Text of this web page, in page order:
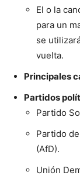
El o la
para un
se
vuelta.
Principales
Partidos
Partido
Partido
(AfD).
Unión